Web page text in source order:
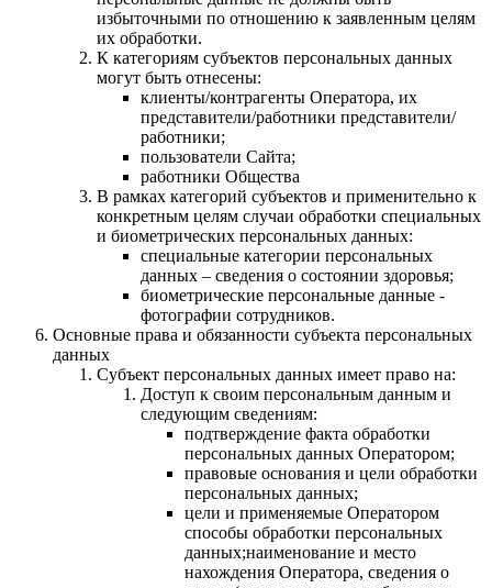
избыточными по отношению к заявленным целям
их обработки.
К категориям субъектов персональных данных
могут быть отнесены:
клиенты/контрагенты Оператора, их
представители/работники представители/
работники;
пользователи Сайта;
работники Общества
В рамках категорий субъектов и применительно к
конкретным целям случаи обработки специальных
и биометрических персональных данных:
специальные категории персональных
данных – сведения о состоянии здоровья;
биометрические персональные данные -
фотографии сотрудников.
Основные права и обязанности субъекта персональных
данных
Субъект персональных данных имеет право на:
Доступ к своим персональным данным и
следующим сведениям:
подтверждение факта обработки
персональных данных Оператором;
правовые основания и цели обработки
персональных данных;
цели и применяемые Оператором
способы обработки персональных
данных;наименование и место
нахождения Оператора, сведения о